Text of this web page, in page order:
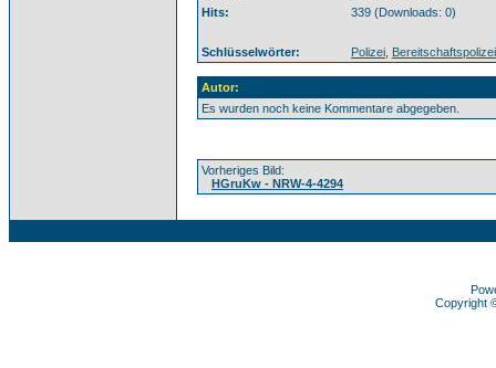
Hits:
339 (Downloads: 0)
Schlüsselwörter: Polizei Bereitschaftspolizei
Autor:
Es wurden noch keine Kommentare abgegeben.
Vorheriges Bild:
HGruKw - NRW-4-4294
Copyright